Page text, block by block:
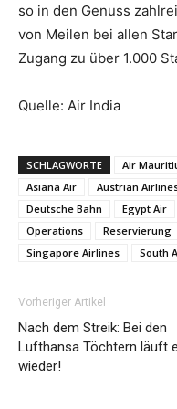
so in den Genuss
von Meilen bei allen
Zugang zu über 1.000
Quelle: Air India
SCHLAGWORTE Air
Asiana Air
Austrian
Deutsche Bahn
Egypt Air
Operations
Reservierung
Singapore Airlines
South
Vorheriger Artikel
Nach dem Streik: Bei den
Lufthansa Töchtern läuft
wieder!